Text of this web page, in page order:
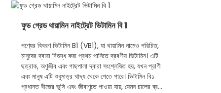
ফুড গ্রেড থায়ামিন নাইট্রেট ভিটামিন বি 1
পণ্যের বিবরণ ভিটামিন B1 (VB1), যা থায়ামিন নামেও পরিচিত,
মানুষের দ্বারা বিশুদ্ধ করা প্রথম পানিতে দ্রবণীয় ভিটামিন। এটি
ছত্রাক, অণুজীব এবং গাছপালা দ্বারা সংশ্লেষিত হয়, যখন প্রাণী
এবং মানুষ এটি শুধুমাত্র খাদ্য থেকে পেতে পারে। ভিটামিন বি১
প্রধানত বীজের ভুসি এবং জীবাণুতে পাওয়া যায়, যেমন চালের ব্র...